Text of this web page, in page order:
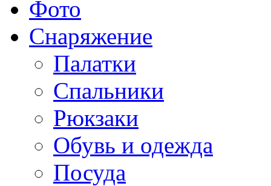
Фото
Снаряжение
Палатки
Спальники
Рюкзаки
Обувь и одежда
Посуда